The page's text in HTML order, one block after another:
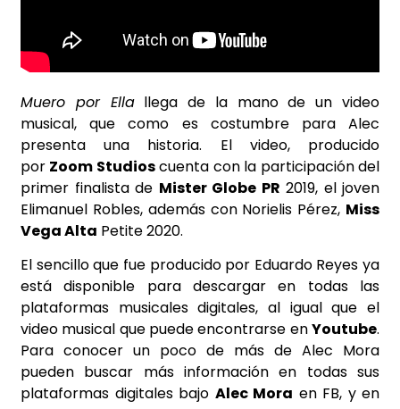
Muero por Ellallega de la mano de un video
musical, que como es costumbre para Alec
presenta una historia. El video, producido
por Zoom Studioscuenta con la participación del
primer finalista de Mister Globe PR 2019, el joven
Elimanuel Robles, además con Norielis Pérez, Miss
Vega Alta Petite 2020.
El sencilloque fue producido por Eduardo Reyes ya
está disponible para descargar en todas las
plataformas musicales digitales, al igual que el
video musical que puede encontrarse enYoutube.
Para conocer un poco de más de Alec Mora
pueden buscar más información en todas sus
plataformas digitales bajo Alec Mora en FB, y en